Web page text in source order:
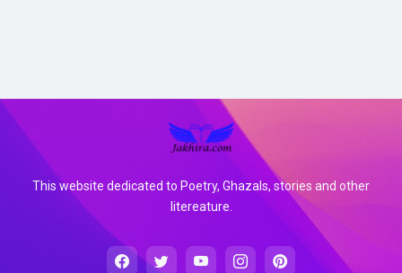
This website dedicated to Poetry, Ghazals, stories and other
litereature.